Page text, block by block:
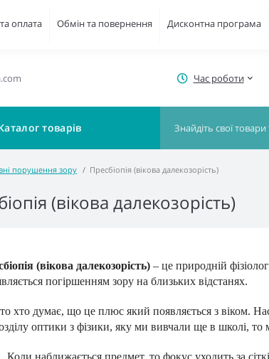
оплата Обмін та повернення Дисконтна програма
Час роботи
товарів
порушення зору Пресбіопія (вікова далекозорість)
(вікова далекозорість)
(вікова далекозорість) – це природній
погіршенням зору на близьких відстанях.
хто думає, що це плюс який появляється з віком.
оптики з фізики, яку ми вивчали ще в школі,
Коли наближається предмет,